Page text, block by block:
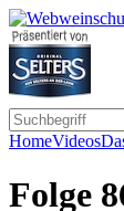
HomeVideos
Folge